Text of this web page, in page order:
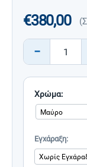
€380,00
−
Χρώμα:
Εγχάραξη: